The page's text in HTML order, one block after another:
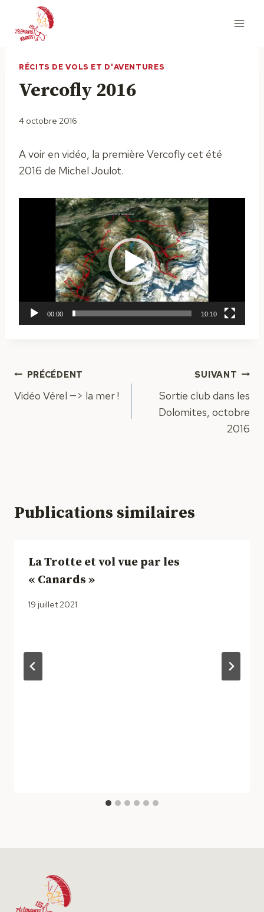
contenu
RÉCITS DE VOLS ET D'AVENTURES
Vercofly 2016
4 octobre 2016
A voir en vidéo, la première Vercofly cet été
2016 de Michel Joulot.
r
é
00:00 10:10
Navigation
de
PRÉCÉDENT
Vidéo Vérel —> la mer !
SUIVANT
Sortie club dans les
Dolomites, octobre
2016
Publications similaires
La Trotte et vol vue par les
« Canards »
19 juillet 2021